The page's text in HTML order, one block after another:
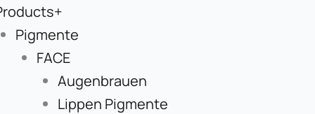
Pigmente
FACE
Augenbrauen
Lippen Pigmente